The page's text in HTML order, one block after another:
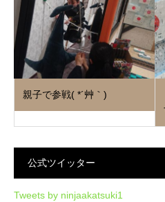
親子で参戦( *´艸｀)
公式ツイッター
Tweets by ninjaakatsuki1